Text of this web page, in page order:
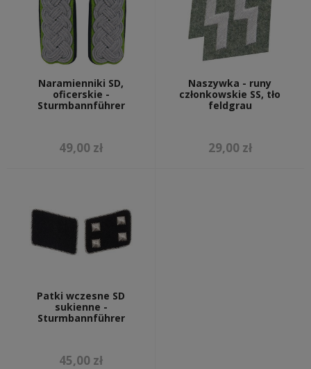
Naramienniki SD,
oficerskie -
Sturmbannführer
49,00 zł
Naszywka - runy
członkowskie SS, tło
feldgrau
29,00 zł
Patki wczesne SD
sukienne -
Sturmbannführer
45,00 zł